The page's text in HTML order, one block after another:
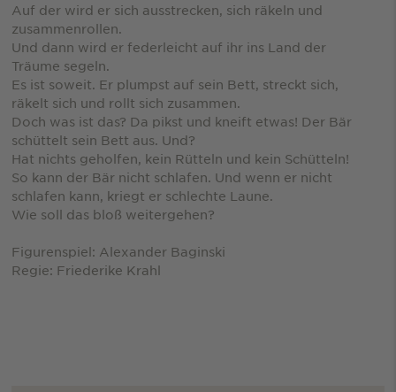
Auf der wird er sich ausstrecken, sich räkeln und
zusammenrollen.
Und dann wird er federleicht auf ihr ins Land der
Träume segeln.
Es ist soweit. Er plumpst auf sein Bett, streckt sich,
räkelt sich und rollt sich zusammen.
Doch was ist das? Da pikst und kneift etwas! Der Bär
schüttelt sein Bett aus. Und?
Hat nichts geholfen, kein Rütteln und kein Schütteln!
So kann der Bär nicht schlafen. Und wenn er nicht
schlafen kann, kriegt er schlechte Laune.
Wie soll das bloß weitergehen?
Figurenspiel: Alexander Baginski
Regie: Friederike Krahl